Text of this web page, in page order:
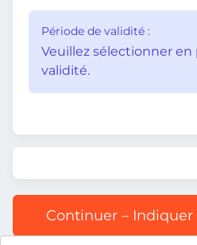
Période de validité :
Veuillez sélectionner
validité.
Continuer – Indiquer